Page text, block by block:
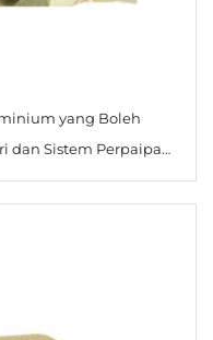
yang Boleh
dan Sistem Perpaipan
Haba